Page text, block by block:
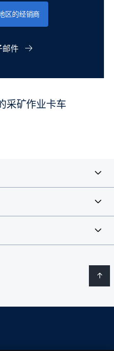
区的经销商
邮件
采矿作业卡车